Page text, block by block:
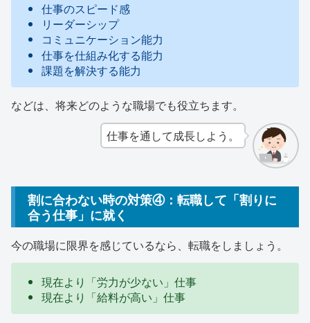
仕事のスピード感
リーダーシップ
コミュニケーション能力
仕事を仕組み化する能力
課題を解決する能力
などは、将来どのような職場でも役立ちます。
仕事を通して成長しよう。
割に合わない時の対策④：転職して「割りに
合う仕事」に就く
今の職場に限界を感じているなら、転職をしましょう。
現在より「労力が少ない」仕事
現在より「給料が高い」仕事